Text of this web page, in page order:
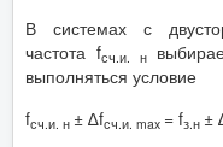
В системах с
частота fсч.и. н
выполняться условие
fсч.и. н ± ∆fсч.и. max = fз.н ±